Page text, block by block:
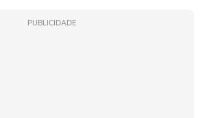
PUBLICIDADE